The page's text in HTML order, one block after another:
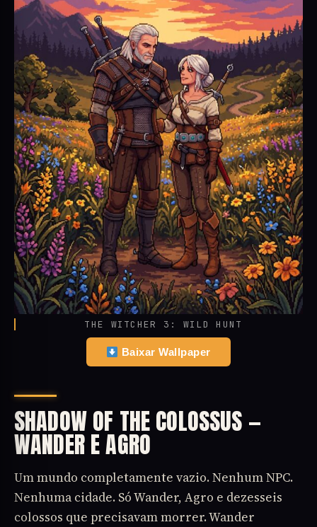
THE WITCHER 3: WILD HUNT
Baixar Wallpaper
SHADOW OF THE COLOSSUS —
WANDER E AGRO
Um mundo completamente vazio. Nenhum NPC.
Nenhuma cidade. Só Wander, Agro e dezesseis
colossos que precisavam morrer. Wander